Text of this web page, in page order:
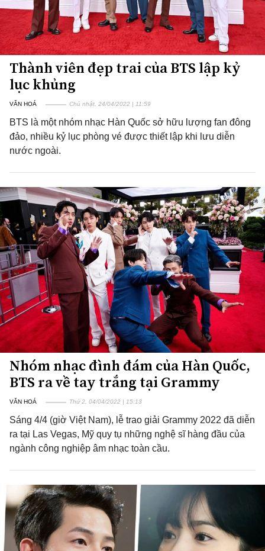
Thành viên đẹp trai của BTS lập kỷ
lục khủng
VĂN HOÁ Chủ nhật, 24/04/2022 | 11:59
BTS là một nhóm nhạc Hàn Quốc sở hữu lượng fan đông
đảo, nhiều kỷ lục phòng vé được thiết lập khi lưu diễn
nước ngoài.
Nhóm nhạc đình đám của Hàn Quốc,
BTS ra về tay trắng tại Grammy
VĂN HOÁ Thứ 2, 04/04/2022 | 15:13
Sáng 4/4 (giờ Việt Nam), lễ trao giải Grammy 2022 đã diễn
ra tại Las Vegas, Mỹ quy tụ những nghệ sĩ hàng đầu của
ngành công nghiệp âm nhạc toàn cầu.